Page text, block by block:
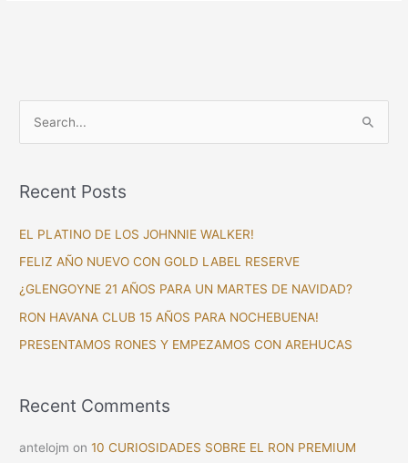
r
o
r
:
Recent Posts
EL PLATINO DE LOS JOHNNIE WALKER!
FELIZ AÑO NUEVO CON GOLD LABEL RESERVE
¿GLENGOYNE 21 AÑOS PARA UN MARTES DE NAVIDAD?
RON HAVANA CLUB 15 AÑOS PARA NOCHEBUENA!
PRESENTAMOS RONES Y EMPEZAMOS CON AREHUCAS
Recent Comments
antelojm on10 CURIOSIDADES SOBRE EL RON PREMIUM